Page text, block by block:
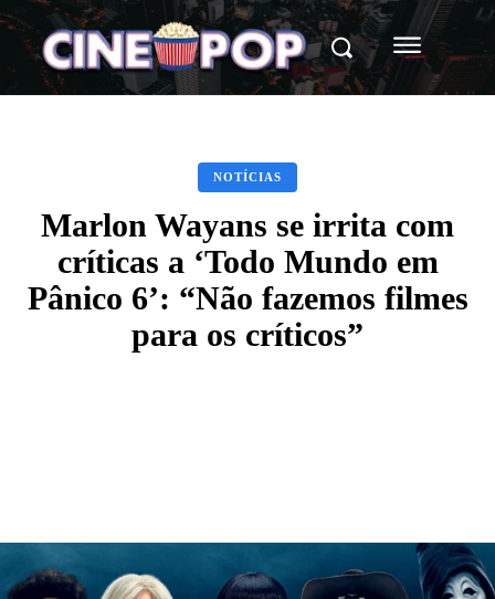
NOTÍCIAS
Marlon Wayans se irrita com
críticas a ‘Todo Mundo em
Pânico 6’: “Não fazemos filmes
para os críticos”